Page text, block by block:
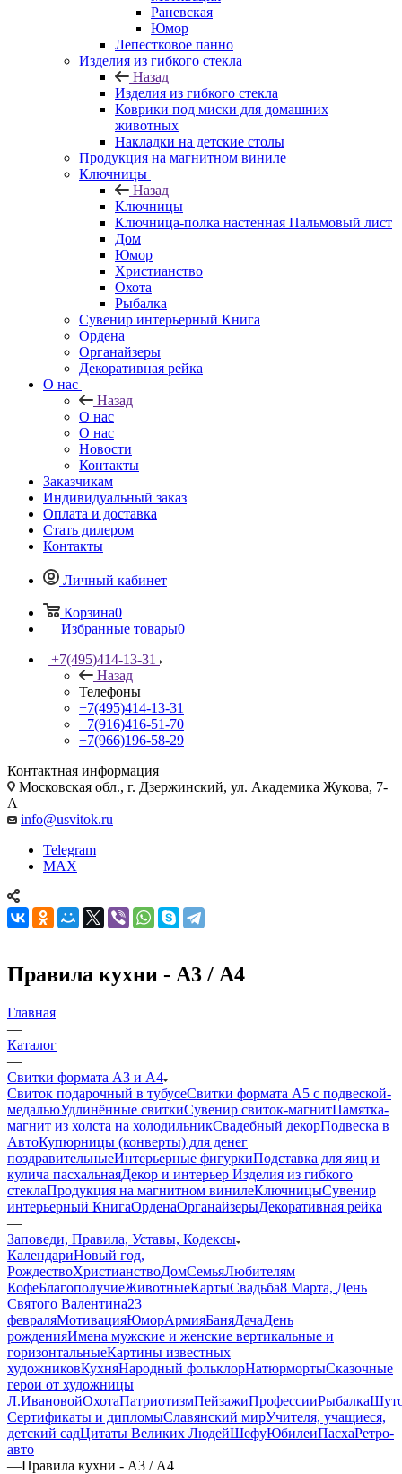
Раневская
Юмор
Лепестковое панно
Изделия из гибкого стекла
Назад
Изделия из гибкого стекла
Коврики под миски для домашних
животных
Накладки на детские столы
Продукция на магнитном виниле
Ключницы
Назад
Ключницы
Ключница-полка настенная Пальмовый лист
Дом
Юмор
Христианство
Охота
Рыбалка
Сувенир интерьерный Книга
Ордена
Органайзеры
Декоративная рейка
О нас
Назад
О нас
О нас
Новости
Контакты
Заказчикам
Индивидуальный заказ
Оплата и доставка
Стать дилером
Контакты
Личный кабинет
Корзина0
Избранные товары0
+7(495)414-13-31
Назад
Телефоны
+7(495)414-13-31
+7(916)416-51-70
+7(966)196-58-29
Контактная информация
Московская обл., г. Дзержинский, ул. Академика Жукова, 7-
А
info@usvitok.ru
Telegram
MAX
Правила кухни - А3 / А4
Главная
—
Каталог
—
Свитки формата А3 и А4
Свиток подарочный в тубусеСвитки формата А5 с подвеской-
медальюУдлинённые свиткиСувенир свиток-магнитПамятка-
магнит из холста на холодильникСвадебный декорПодвеска в
АвтоКупюрницы (конверты) для денег
поздравительныеИнтерьерные фигуркиПодставка для яиц и
кулича пасхальнаяДекор и интерьер Изделия из гибкого
стеклаПродукция на магнитном винилеКлючницыСувенир
интерьерный КнигаОрденаОрганайзерыДекоративная рейка
—
Заповеди, Правила, Уставы, Кодексы
КалендариНовый год,
РождествоХристианствоДомСемьяЛюбителям
КофеБлагополучиеЖивотныеКартыСвадьба8 Марта, День
Святого Валентина23
февраляМотивацияЮморАрмияБаняДачаДень
рожденияИмена мужские и женские вертикальные и
горизонтальныеКартины известных
художниковКухняНародный фольклорНатюрмортыСказочные
герои от художницы
Л.ИвановойОхотаПатриотизмПейзажиПрофессииРыбалка
Сертификаты и дипломыСлавянский мирУчителя, учащиеся,
детский садЦитаты Великих ЛюдейШефуЮбилеиПасхаРетро-
авто
—Правила кухни - А3 / А4